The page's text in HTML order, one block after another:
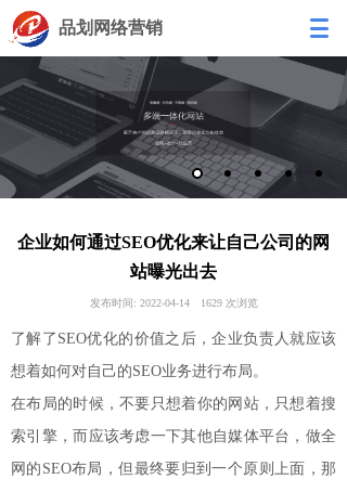
品划网络营销
企业如何通过SEO优化来让自己公司的网
站曝光出去
发布时间: 2022-04-14 1629 次浏览
了解了SEO优化的价值之后，企业负责人就应该
想着如何对自己的SEO业务进行布局。
在布局的时候，不要只想着你的网站，只想着搜
索引擎，而应该考虑一下其他自媒体平台，做全
网的SEO布局，但最终要归到一个原则上面，那